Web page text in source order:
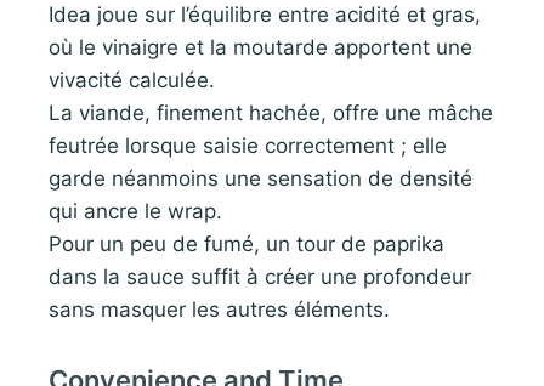
Idea joue sur l’équilibre entre acidité et gras,
où le vinaigre et la moutarde apportent une
vivacité calculée.
La viande, finement hachée, offre une mâche
feutrée lorsque saisie correctement ; elle
garde néanmoins une sensation de densité
qui ancre le wrap.
Pour un peu de fumé, un tour de paprika
dans la sauce suffit à créer une profondeur
sans masquer les autres éléments.
Convenience and Time